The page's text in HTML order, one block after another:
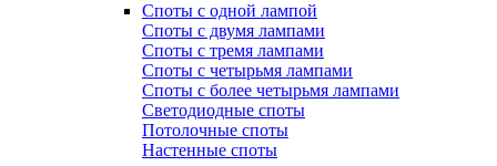
Споты с одной лампой
Споты с двумя лампами
Споты с тремя лампами
Споты с четырьмя лампами
Споты с более четырьмя лампами
Светодиодные споты
Потолочные споты
Настенные споты